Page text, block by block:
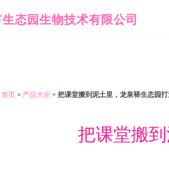
态园生物技术有限公司
首页 > 产品大全 > 把课堂搬到泥土里，龙泉驿生态园
把课堂搬